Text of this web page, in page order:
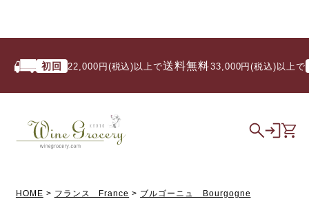
初回 22,000円(税込)以上で送料無料/ 33,000円(税込)以上で い
HOME フランス France
ブルゴーニュ Bourgogne